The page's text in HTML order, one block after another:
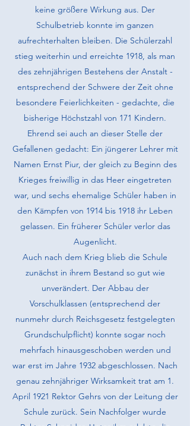
keine größere Wirkung aus. Der
Schulbetrieb konnte im ganzen
aufrechterhalten bleiben. Die Schülerzahl
stieg weiterhin und erreichte 1918, als man
des zehnjährigen Bestehens der Anstalt -
entsprechend der Schwere der Zeit ohne
besondere Feierlich­keiten - gedachte, die
bisherige Höchstzahl von 171 Kindern.
Ehrend sei auch an dieser Stelle der
Gefallenen gedacht: Ein jüngerer Lehrer mit
Namen Ernst Piur, der gleich zu Beginn des
Krieges freiwillig in das Heer eingetreten
war, und sechs ehemalige Schüler haben in
den Kämpfen von 1914 bis 1918 ihr Leben
gelassen. Ein früherer Schüler verlor das
Augenlicht.
Auch nach dem Krieg blieb die Schule
zunächst in ihrem Bestand so gut wie
unverändert. Der Abbau der
Vorschulklassen (entsprechend der
nunmehr durch Reichsgesetz festgelegten
Grundschulpflicht) konnte sogar noch
mehrfach hinausgeschoben werden und
war erst im Jahre 1932 abgeschlos­sen. Nach
genau zehnjähriger Wirksamkeit trat am 1.
April 1921 Rektor Gehrs von der Leitung der
Schule zurück. Sein Nachfolger wurde